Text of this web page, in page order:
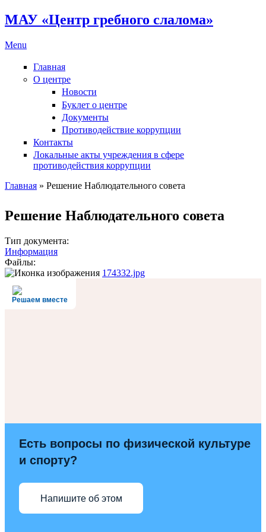
МАУ «Центр гребного слалома»
Menu
Главная
О центре
Новости
Буклет о центре
Документы
Противодействие коррупции
Контакты
Локальные акты учреждения в сфере
противодействия коррупции
Главная » Решение Наблюдательного совета
Решение Наблюдательного совета
Тип документа:
Информация
Файлы:
174332.jpg
Решаем вместе
Есть вопросы по физической культуре
и спорту?
Напишите об этом